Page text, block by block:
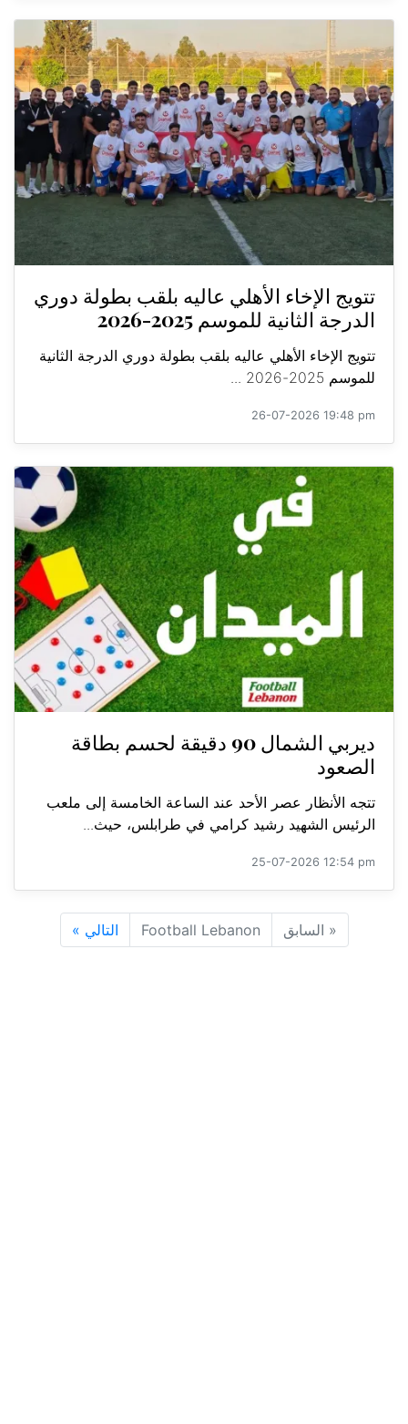
تتويج الإخاء الأهلي عاليه بلقب بطولة دوري
الدرجة الثانية للموسم 2025-2026
تتويج الإخاء الأهلي عاليه بلقب بطولة دوري الدرجة الثانية
للموسم 2025-2026 ...
26-07-2026 19:48 pm
ديربي الشمال 90 دقيقة لحسم بطاقة
الصعود
تتجه الأنظار عصر الأحد عند الساعة الخامسة إلى ملعب
الرئيس الشهيد رشيد كرامي في طرابلس، حيث...
25-07-2026 12:54 pm
« السابق Football Lebanon التالي »